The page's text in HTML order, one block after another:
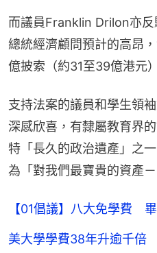
而議員Franklin Drilon亦反
總統經濟顧問預計的高昂
億披索（約31至39億港元
支持法案的議員和學生領
深感欣喜，有隸屬教育界
特「長久的政治遺產」之
為「對我們最寶貴的資產
【01倡議】八大免學費
美大學學費38年升逾千